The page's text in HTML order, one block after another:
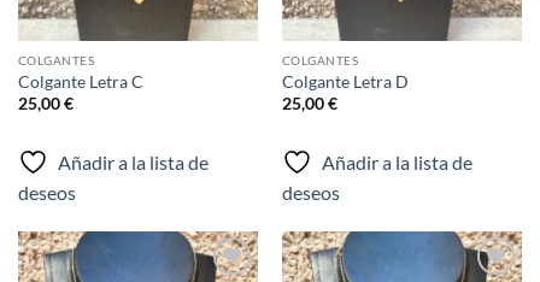
COLGANTES
Colgante Letra C
25,00€
Añadir a la lista de
deseos
COLGANTES
Colgante Letra D
25,00€
Añadir a la lista de
deseos